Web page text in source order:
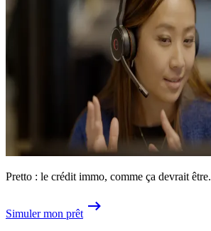
Pretto : le crédit immo, comme ça devrait être.
Simuler mon prêt